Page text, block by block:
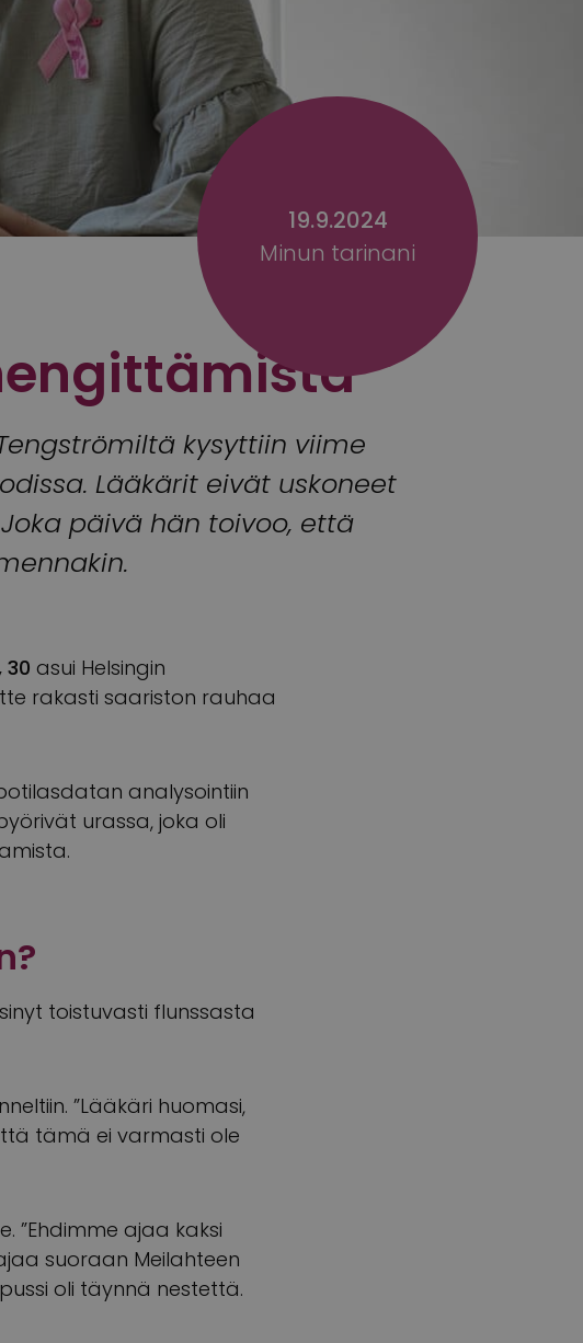
19.9.2024
Minun tarinani
kysyttiin viime
Lääkärit eivät uskoneet
päivä hän toivoo, että
30 asui Helsingin
rakasti saariston rauhaa
analysointiin
urassa, joka oli
toistuvasti flunssasta
”Lääkäri huomasi,
tämä ei varmasti ole
”Ehdimme ajaa kaksi
suoraan Meilahteen
oli täynnä nestettä.